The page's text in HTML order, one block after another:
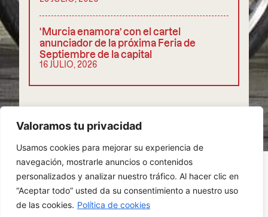
Valoramos tu privacidad
Usamos cookies para mejorar su experiencia de
navegación, mostrarle anuncios o contenidos
personalizados y analizar nuestro tráfico. Al hacer clic en
“Aceptar todo” usted da su consentimiento a nuestro uso
de las cookies. Política de cookies
COMPARTIR
‘Murcia enamora’ con el cartel
anunciador de la próxima Feria de
Septiembre de la capital
16 JULIO, 2026
POLÍTICA DE PRIVACIDADCOOKIES
AVISO LEGAL